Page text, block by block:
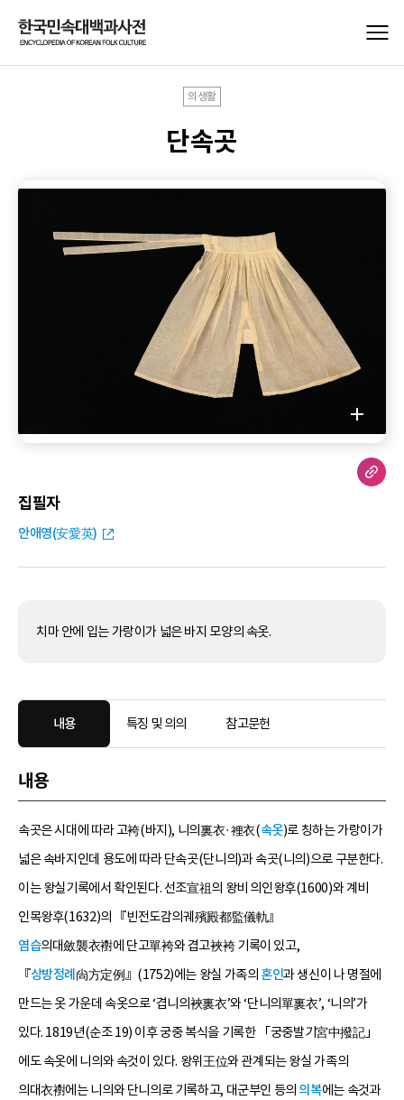
의생활
단속곳
집필자
안애영(安愛英)
치마 안에 입는 가랑이가 넓은 바지 모양의 속옷.
내용 특징 및 의의 참고문헌
내용
속곳은 시대에 따라 고袴(바지), 니의裏衣·裡衣(속옷)로 칭하는 가랑이가
넓은 속바지인데 용도에 따라 단속곳(단니의)과 속곳(니의)으로 구분한다.
이는 왕실기록에서 확인된다. 선조宣祖의 왕비 의인왕후(1600)와 계비
인목왕후(1632)의 『빈전도감의궤殯殿都監儀軌』
염습의대斂襲衣襨에 단고單袴와 겹고裌袴 기록이 있고,
『상방정례尙方定例』(1752)에는 왕실 가족의 혼인과 생신이 나 명절에
만드는 옷 가운데 속옷으로 ‘겹니의裌裏衣’와 ‘단니의單裏衣’, ‘니의’가
있다. 1819년(순조 19) 이후 궁중 복식을 기록한 「궁중발기宮中撥記」
에도 속옷에 니의와 속것이 있다. 왕위王位와 관계되는 왕실 가족의
의대衣襨에는 니의와 단니의로 기록하고, 대군부인 등의 의복에는 속것과